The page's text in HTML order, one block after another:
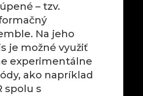
– tzv.
Na jeho
je možné využiť
experimentálne
ako napríklad
spolu s